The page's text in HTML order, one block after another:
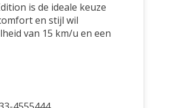
is de ideale keuze
en stijl wil
van 15 km/u en een